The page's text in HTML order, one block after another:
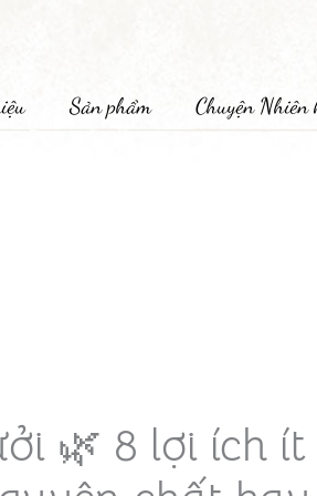
Sản phẩm Chuyện Nhiên
🌿 8 lợi ích